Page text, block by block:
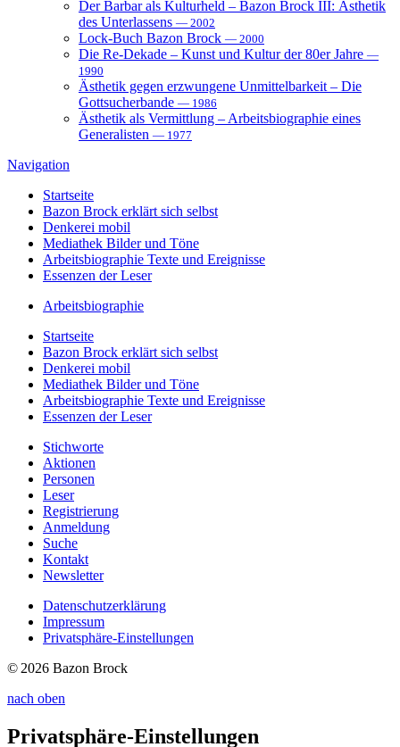
Der Barbar als Kulturheld – Bazon Brock III: Ästhetik
des Unterlassens — 2002
Lock-Buch Bazon Brock — 2000
Die Re-Dekade – Kunst und Kultur der 80er Jahre —
1990
Ästhetik gegen erzwungene Unmittelbarkeit – Die
Gottsucherbande — 1986
Ästhetik als Vermittlung – Arbeitsbiographie eines
Generalisten — 1977
Navigation
Startseite
Bazon Brock erklärt sich selbst
Denkerei mobil
Mediathek Bilder und Töne
Arbeitsbiographie Texte und Ereignisse
Essenzen der Leser
Arbeitsbiographie
Startseite
Bazon Brock erklärt sich selbst
Denkerei mobil
Mediathek Bilder und Töne
Arbeitsbiographie Texte und Ereignisse
Essenzen der Leser
Stichworte
Aktionen
Personen
Leser
Registrierung
Anmeldung
Suche
Kontakt
Newsletter
Datenschutzerklärung
Impressum
Privatsphäre-Einstellungen
© 2026 Bazon Brock
nach oben
Privatsphäre-Einstellungen